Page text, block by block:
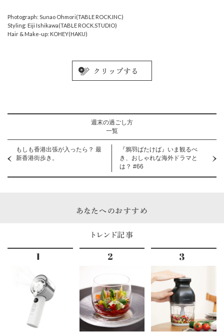
Photograph: Sunao Ohmori(TABLE ROCK.INC)
Styling: Eiji Ishikawa(TABLE ROCK.STUDIO)
Hair & Make-up: KOHEY(HAKU)
週末の過ごし方
一覧
もしも香港出張が入ったら？ 最
新香港街歩き。
『鴉羽ばたけば』いま観るべ
き、おしゃれな海外ドラマと
は？ #66
あなたへのおすすめ
トレンド記事